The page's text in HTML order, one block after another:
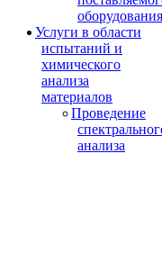
оборудования
Услуги в области
испытаний и
химического
анализа
материалов
Проведение
анализа